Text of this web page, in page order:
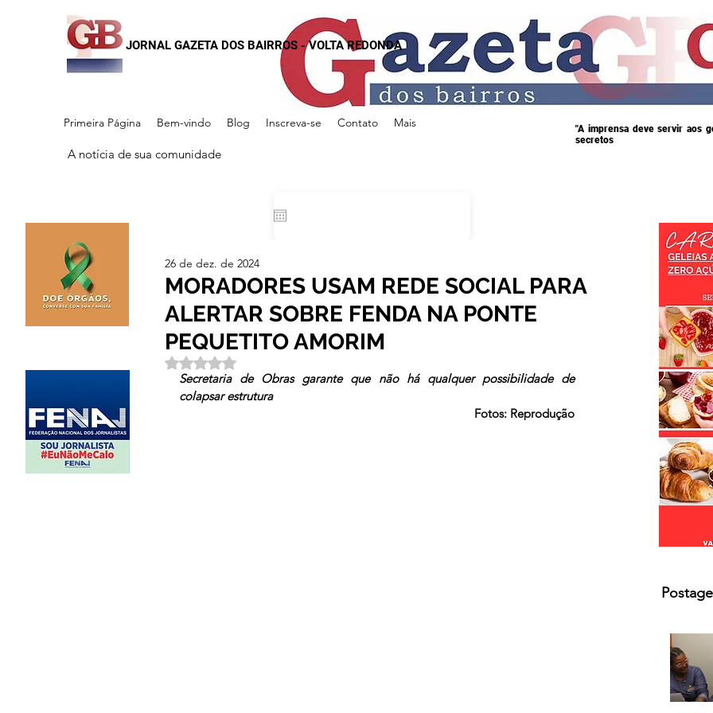
JORNAL GAZETA DOS BAIRROS - VOLTA REDONDA
Primeira Página Bem-vindo Blog Inscreva-se Contato Mais
A notícia de sua comunidade
"A imprensa deve servir aos
secretos
MORADORES USAM REDE SOCIAL PARA
ALERTAR SOBRE FENDA NA PONTE
PEQUETITO AMORIM
26 de dez. de 2024
Avaliado com NaN de 5 estrelas.
Secretaria de Obras garante que não há qualquer possibilidade de
colapsar estrutura
Fotos: Reprodução